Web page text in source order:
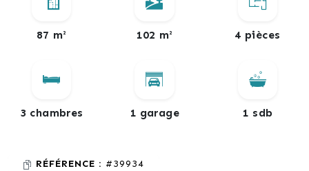
87 m² 102 m² 4 pièces
3 chambres 1 garage 1 sdb
RÉFÉRENCE : #39934